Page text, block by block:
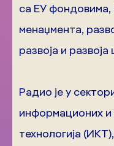
са ЕУ фондовима,
менаџмента,
развоја и
Радио је у
информационих и
технологија